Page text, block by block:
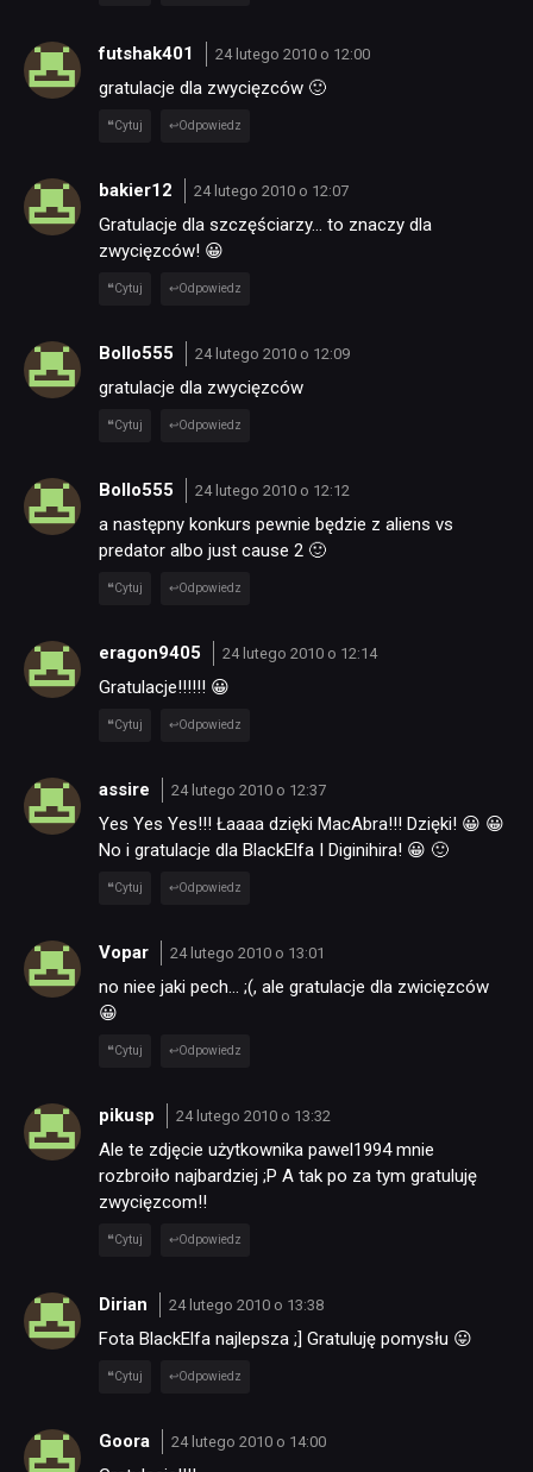
NEWSY
RECENZJE
PUBLICYSTYKA
KULTURA
RETRO
DYSKUSJE
JUŻ GRALIŚMY
SKLEP
futshak401 24 lutego 2010 o 12:00
gratulacje dla zwycięzców 🙂
Cytuj Odpowiedz
bakier12 24 lutego 2010 o 12:07
Gratulacje dla szczęściarzy… to znaczy dla
zwycięzców! 😀
Cytuj Odpowiedz
Bollo555 24 lutego 2010 o 12:09
gratulacje dla zwycięzców
Cytuj Odpowiedz
Bollo555 24 lutego 2010 o 12:12
a następny konkurs pewnie będzie z aliens vs
predator albo just cause 2 🙂
Cytuj Odpowiedz
eragon9405 24 lutego 2010 o 12:14
Gratulacje!!!!!! 😀
Cytuj Odpowiedz
assire 24 lutego 2010 o 12:37
Yes Yes Yes!!! Łaaaa dzięki MacAbra!!! Dzięki! 😀 😀
No i gratulacje dla BlackElfa I Diginihira! 😀 🙂
Cytuj Odpowiedz
Vopar 24 lutego 2010 o 13:01
no niee jaki pech… ;(, ale gratulacje dla zwicięzców
😀
Cytuj Odpowiedz
pikusp 24 lutego 2010 o 13:32
Ale te zdjęcie użytkownika pawel1994 mnie
rozbroiło najbardziej ;P A tak po za tym gratuluję
zwycięzcom!!
Cytuj Odpowiedz
Dirian 24 lutego 2010 o 13:38
Fota BlackElfa najlepsza ;] Gratuluję pomysłu 😛
Cytuj Odpowiedz
Goora 24 lutego 2010 o 14:00